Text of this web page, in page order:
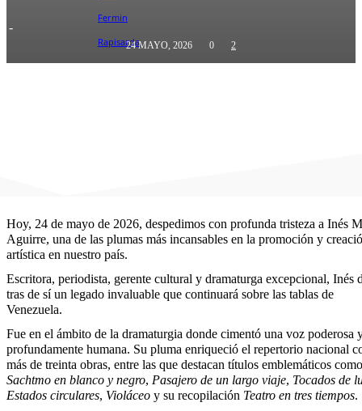
-
24 MAYO, 2026 0 2
Hoy, 24 de mayo de 2026, despedimos con profunda tristeza a Inés
Aguirre, una de las plumas más incansables en la promoción y
artística en nuestro país.
Escritora, periodista, gerente cultural y dramaturga excepcional, Inés
tras de sí un legado invaluable que continuará sobre las tablas de
Venezuela.
​Fue en el ámbito de la dramaturgia donde cimentó una voz poderosa
profundamente humana. Su pluma enriqueció el repertorio nacional
más de treinta obras, entre las que destacan títulos emblemáticos como
Sachtmo en blanco y negro, Pasajero de un largo viaje, Tocados de
Estados circulares, Violáceo y su recopilación Teatro en tres tiempos.